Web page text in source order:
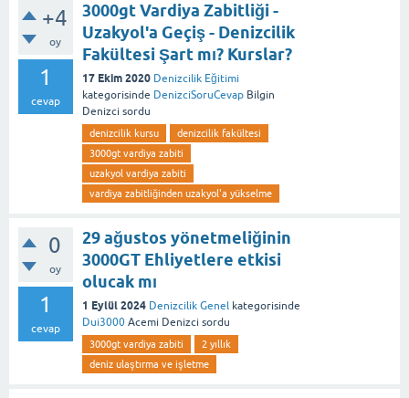
+4
oy
1
cevap
3000gt Vardiya Zabitliği -
Uzakyol'a Geçiş - Denizcilik
Fakültesi Şart mı? Kurslar?
17 Ekim 2020 Denizcilik Eğitimi
kategorisinde DenizciSoruCevap Bilgin
Denizci sordu
denizcilik kursu
denizcilik fakültesi
3000gt vardiya zabiti
uzakyol vardiya zabiti
vardiya zabitliğinden uzakyol'a yükselme
0
oy
1
cevap
29 ağustos yönetmeliğinin
3000GT Ehliyetlere etkisi
olucak mı
1 Eylül 2024 Denizcilik Genel kategorisinde
Dui3000 Acemi Denizci sordu
3000gt vardiya zabiti
2 yıllık
deniz ulaştırma ve işletme